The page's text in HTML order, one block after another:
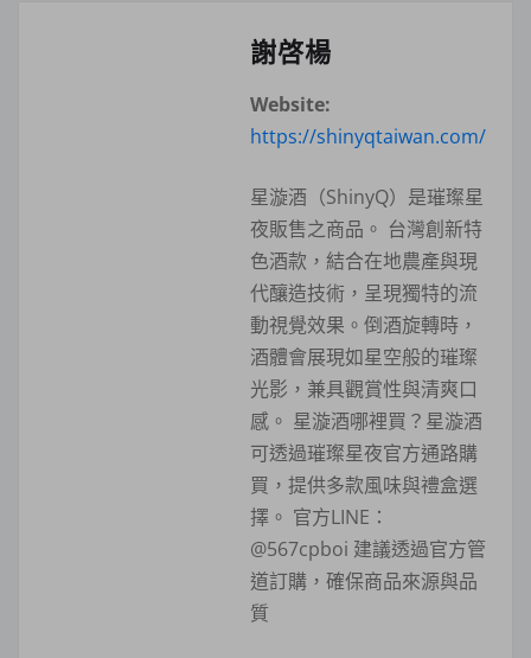
謝啓楊
Website:
https://shinyqtaiwan.com/
星漩酒（ShinyQ）是璀璨星
夜販售之商品。 台灣創新特
色酒款，結合在地農產與現
代釀造技術，呈現獨特的流
動視覺效果。倒酒旋轉時，
酒體會展現如星空般的璀璨
光影，兼具觀賞性與清爽口
感。 星漩酒哪裡買？星漩酒
可透過璀璨星夜官方通路購
買，提供多款風味與禮盒選
擇。 官方LINE：
@567cpboi 建議透過官方管
道訂購，確保商品來源與品
質